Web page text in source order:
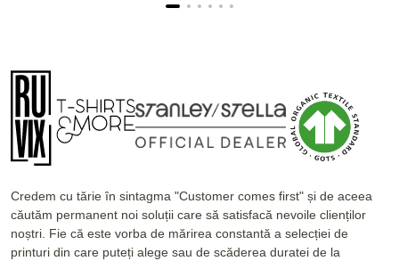
Credem cu tărie în sintagma "Customer comes first" și de aceea
căutăm permanent noi soluții care să satisfacă nevoile clienților
noștri. Fie că este vorba de mărirea constantă a selecției de
printuri din care puteți alege sau de scăderea duratei de la